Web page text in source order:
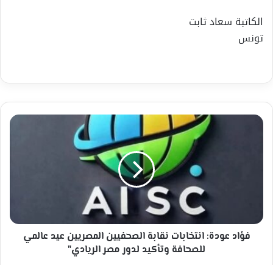
الكاتبة سعاد ثابت
تونس
فؤاد
للصحافة
وتأكيدفؤاد عودة: انتخابات نقابة الصحفيين المصريين عيد عالمي
للصحافة وتأكيد لدور مصر الريادي"